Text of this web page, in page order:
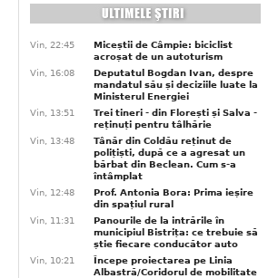
Vin, 22:45
Miceștii de Câmpie: biciclist
acroșat de un autoturism
Vin, 16:08
Deputatul Bogdan Ivan, despre
mandatul său și deciziile luate la
Ministerul Energiei
Vin, 13:51
Trei tineri - din Florești și Salva -
reținuți pentru tâlhărie
Vin, 13:48
Tânăr din Coldău reținut de
polițiști, după ce a agresat un
bărbat din Beclean. Cum s-a
întâmplat
Vin, 12:48
Prof. Antonia Bora: Prima ieșire
din spațiul rural
Vin, 11:31
Panourile de la intrările în
municipiul Bistrița: ce trebuie să
știe fiecare conducător auto
Vin, 10:21
Începe proiectarea pe Linia
Albastră/Coridorul de mobilitate